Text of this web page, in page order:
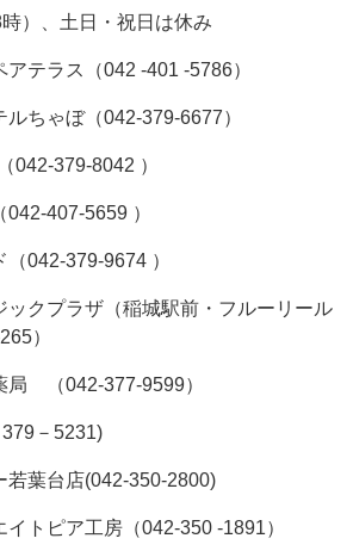
時）、土日・祝日は休み
アテラス（042 -401 -5786）
ルちゃぼ（042-379-6677）
042-379-8042 ）
407-5659 ）
（042-379-9674 ）
ックプラザ（稲城駅前・フルーリール
）
局 （042-377-9599）
379－5231)
若葉台店(042-350-2800)
トピア工房（042-350 -1891）